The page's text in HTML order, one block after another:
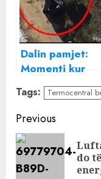
(VIDEO)
Dalin pamjet:
Momenti kur
anëtarët e MEK
dalin para
makinave të
policisë dhe
djegin
dokumente
sensitive
Tags: Termocentral
Continue
Reading
Previous
do